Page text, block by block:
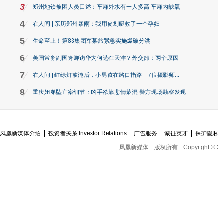
3 郑州地铁被困人员口述：车厢外水有一人多高 车厢内缺氧
4 在人间 | 亲历郑州暴雨：我用皮划艇救了一个孕妇
5 生命至上！第83集团军某旅紧急实施爆破分洪
6 美国常务副国务卿访华为何选在天津？外交部：两个原因
7 在人间 | 红绿灯被淹后，小男孩在路口指路，7位摄影师...
8 重庆姐弟坠亡案细节：凶手欲靠悲情蒙混 警方现场勘察发现...
凤凰新媒体介绍 投资者关系 Investor Relations 广告服务 诚征英才
保护隐
凤凰新媒体
版权所有 Copyright ©